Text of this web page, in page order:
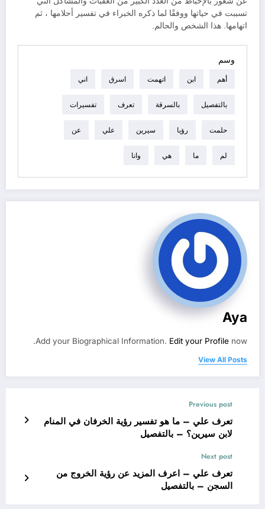
تسببت في حياتها ووفقًا لما ذكره الخبراء في تفسير أحلامها ، ثم
اتهامها. هذا الشخص والحالم.
وسم
أهم ابن اتهمت اسرق اني
بالتفصيل بالسرقة تعرف تفسيرات
حلمت رؤيا سيرين علي عن
لم ما هي وانا
Aya
Add your Biographical Information. Edit your Profile now.
View All Posts
Previous post
تعرف علي – ما هو تفسير رؤية الخرفان في المنام
لابن سيرين؟ – بالتفصيل
Next post
تعرف علي – اعرف المزيد عن رؤية الخروج من
السجن – بالتفصيل